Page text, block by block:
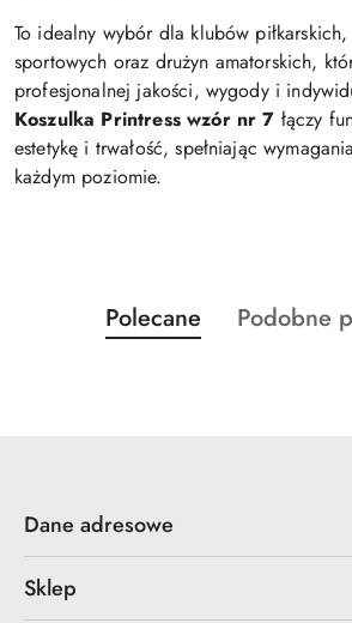
To idealny wybór dla klubów piłkarskich,
sportowych oraz drużyn amatorskich,
profesjonalnej jakości, wygody i
Koszulka Printress wzór nr 7 łączy
estetykę i trwałość, spełniając
każdym poziomie.
Pomiń karuzelę produktów
Produkty
o
Polecane
Produkty
Podobne
Dane adresowe
Sklep